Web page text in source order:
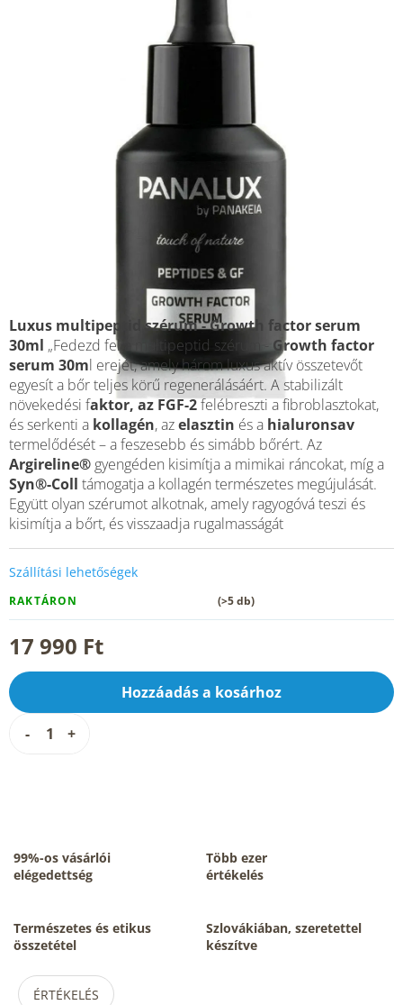
17 990 Ft
RAKTÁRON (>5 db)
Szállítási lehetőségek
Hozzáadás a kosárhoz
Luxus multipeptid szérum - Growth factor serum
30ml „Fedezd fel a multipeptid szérum - Growth factor
serum 30ml erejét, amely három luxus aktív összetevőt
egyesít a bőr teljes körű regenerálásáért. A stabilizált
növekedési faktor, az FGF-2felébreszti a fibroblasztokat,
és serkenti a kollagén, azelasztin és a hialuronsav
termelődését – a feszesebb és simább bőrért. Az
Argireline® gyengéden kisimítja a mimikai ráncokat, míg a
Syn®-Coll támogatja a kollagén természetes megújulását.
Együtt olyan szérumot alkotnak, amely ragyogóvá teszi és
kisimítja a bőrt, és visszaadja rugalmasságát
99%-os vásárlói
elégedettség
Több ezer
értékelés
Természetes és etikus
összetétel
Szlovákiában, szeretettel
készítve
ÉRTÉKELÉS